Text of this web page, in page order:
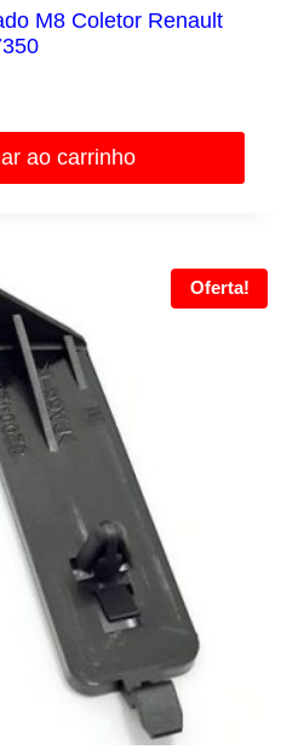
M8 Coletor Renault
ao carrinho
Oferta!